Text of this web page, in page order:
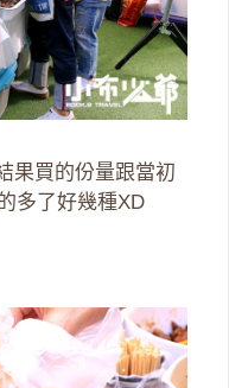
果買的份量跟當初
多了好幾種XD